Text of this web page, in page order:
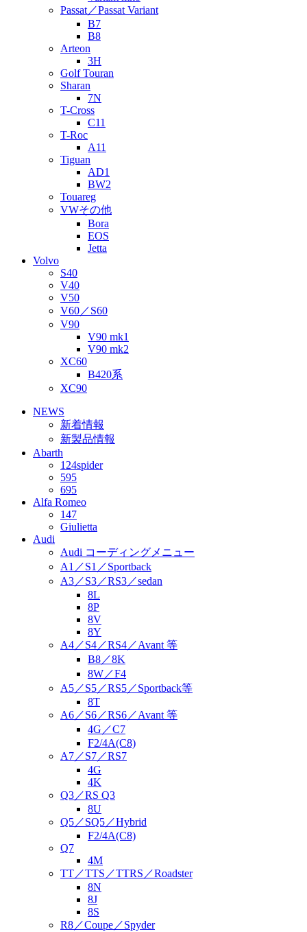
Passat／Passat Variant
B7
B8
Arteon
3H
Golf Touran
Sharan
7N
T-Cross
C11
T-Roc
A11
Tiguan
AD1
BW2
Touareg
VWその他
Bora
EOS
Jetta
Volvo
S40
V40
V50
V60／S60
V90
V90 mk1
V90 mk2
XC60
B420系
XC90
NEWS
新着情報
新製品情報
Abarth
124spider
595
695
Alfa Romeo
147
Giulietta
Audi
Audi コーディングメニュー
A1／S1／Sportback
A3／S3／RS3／sedan
8L
8P
8V
8Y
A4／S4／RS4／Avant 等
B8／8K
8W／F4
A5／S5／RS5／Sportback等
8T
A6／S6／RS6／Avant 等
4G／C7
F2/4A(C8)
A7／S7／RS7
4G
4K
Q3／RS Q3
8U
Q5／SQ5／Hybrid
F2/4A(C8)
Q7
4M
TT／TTS／TTRS／Roadster
8N
8J
8S
R8／Coupe／Spyder